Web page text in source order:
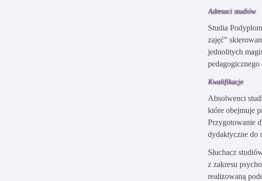
Adresaci studiów
Studia
zajęć”
jednolitych
Kwalifikacje
Absolwenci
które obejmuje
Przygotowanie
dydaktyczne do
Słuchacz
z zakresu
realizowaną